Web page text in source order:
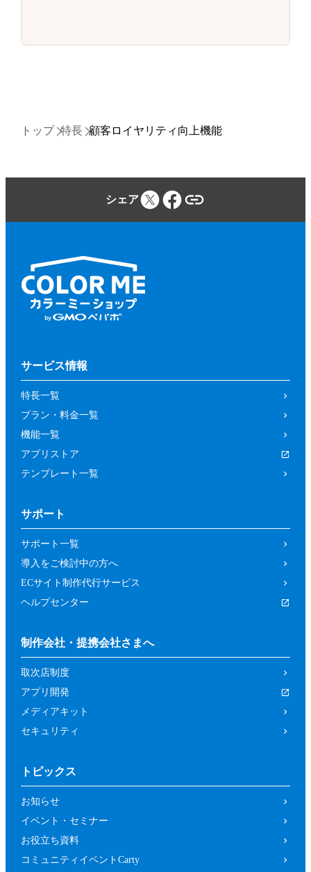
トップ 特長 顧客ロイヤリティ向上機能
シェア
サービス情報
特長一覧
プラン・料金一覧
機能一覧
アプリストア
テンプレート一覧
サポート
サポート一覧
導入をご検討中の方へ
ECサイト制作代行サービス
ヘルプセンター
制作会社・提携会社さまへ
取次店制度
アプリ開発
メディアキット
セキュリティ
トピックス
お知らせ
イベント・セミナー
お役立ち資料
コミュニティイベントCarty